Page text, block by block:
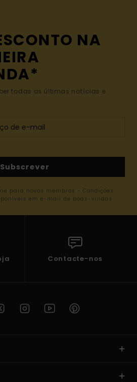
NA
todas as últimas notícias e
Subscrever
para novos membros - Condições
em e-mail de boas-vindas
Contacte-nos